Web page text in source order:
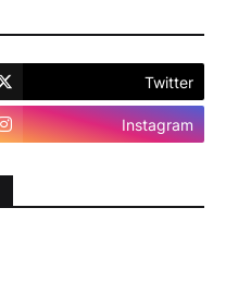
Twitter
Instagram